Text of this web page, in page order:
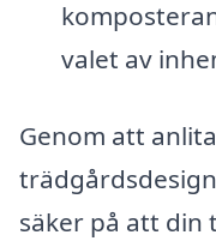
valet av
Genom att
säker på att din